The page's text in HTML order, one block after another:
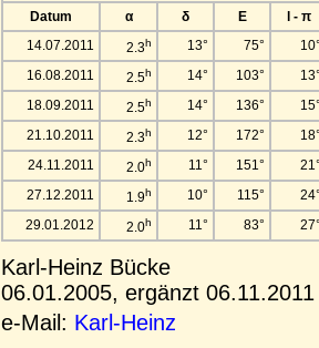
Datum α δ E
l - π
14.07.2011
2.3h 13° 75°
16.08.2011
2.5h 14° 103°
18.09.2011
2.5h 14° 136°
21.10.2011
2.3h 12° 172°
24.11.2011
2.0h 11° 151°
27.12.2011
1.9h 10° 115°
29.01.2012
2.0h 11° 83°
Karl-Heinz Bücke
06.01.2005, ergänzt 06.11.2011
e-Mail: Karl-Heinz